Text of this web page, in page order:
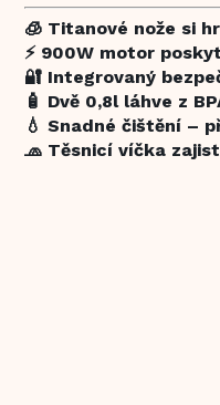
🧊 Titanové nože si
⚡ 900W motor
🔐 Integrovaný
🧴 Dvě 0,8l láhve z
💧 Snadné čištění –
🧢 Těsnicí víčka